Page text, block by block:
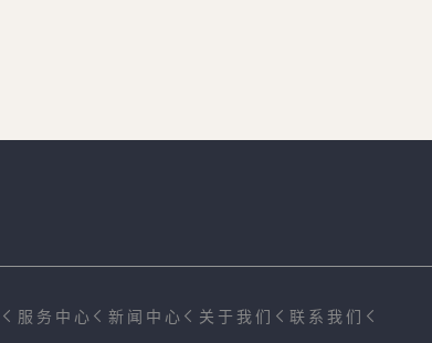
服务中心 新闻中心 关于我们 联系我们